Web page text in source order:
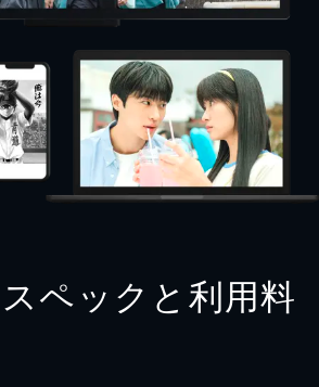
ペックと利用料